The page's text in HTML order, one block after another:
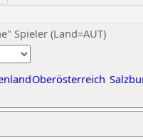
Spieler (Land=AUT)
Oberösterreich